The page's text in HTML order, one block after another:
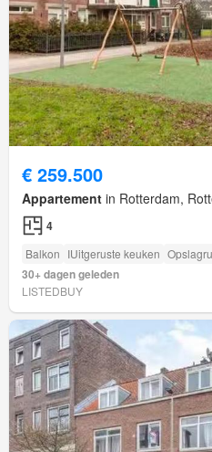
€ 259.500
Appartement in Rotterdam,
4
Balkon IUitgeruste keuken
30+ dagen geleden
LISTEDBUY